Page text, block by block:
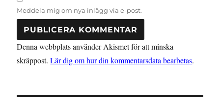
Meddela mig om nya inlägg via e-post.
Denna webbplats använder Akismet för att minska
skräppost.Lär dig om hur din kommentarsdata bearbetas.